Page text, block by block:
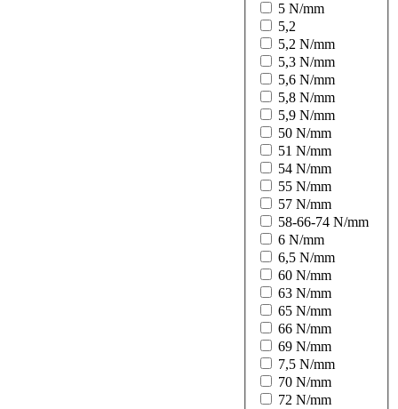
5 N/mm
5,2
5,2 N/mm
5,3 N/mm
5,6 N/mm
5,8 N/mm
5,9 N/mm
50 N/mm
51 N/mm
54 N/mm
55 N/mm
57 N/mm
58-66-74 N/mm
6 N/mm
6,5 N/mm
60 N/mm
63 N/mm
65 N/mm
66 N/mm
69 N/mm
7,5 N/mm
70 N/mm
72 N/mm